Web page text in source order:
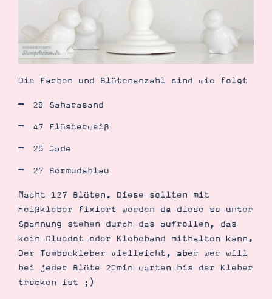
Impressum
Die Farben und Blütenanzahl sind wie folgt
28 Saharasand
47 Flüsterweiß
25 Jade
27 Bermudablau
Macht 127 Blüten. Diese sollten mit
Heißkleber fixiert werden da diese so unter
Spannung stehen durch das aufrollen, das
kein Gluedot oder Klebeband mithalten kann.
Der Tombowkleber vielleicht, aber wer will
bei jeder Blüte 20min warten bis der Kleber
trocken ist ;)